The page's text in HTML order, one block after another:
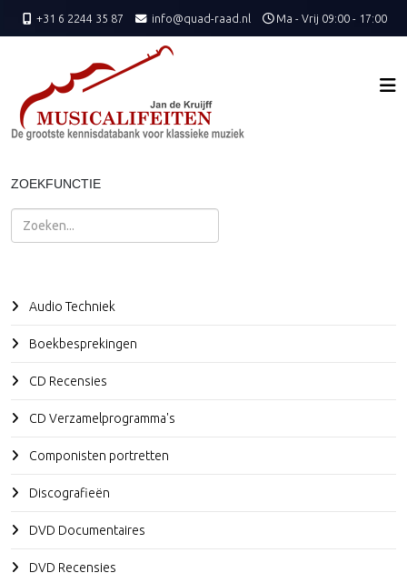
+31 6 2244 35 87 info@quad-raad.nl Ma - Vrij 09:00 - 17:00
ZOEKFUNCTIE
Zoeken
Audio Techniek
Boekbesprekingen
CD Recensies
CD Verzamelprogramma's
Componisten portretten
Discografieën
DVD Documentaires
DVD Recensies